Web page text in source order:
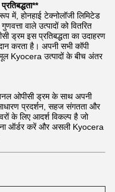
में, होनहाई टेक्नोलॉजी लिमिटेड
वाले उत्पादों को वितरित
ड्रम इस प्रतिबद्धता का उदाहरण
करता है। अपनी सभी कॉपी
Kyocera उत्पादों के बीच अंतर
ओपीसी ड्रम के साथ अपनी
प्रदर्शन, सहज संगतता और
के लिए आदर्श विकल्प है जो
ऑर्डर करें और असली Kyocera